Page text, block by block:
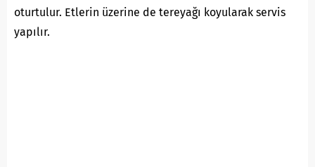
oturtulur. Etlerin üzerine de tereyağı koyularak servis
yapılır.